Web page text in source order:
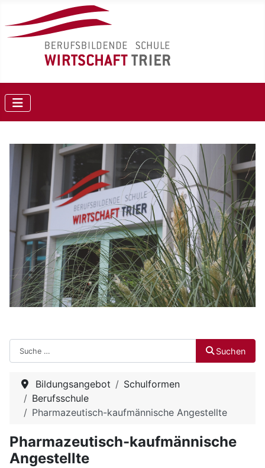
Suchen Suchen
Bildungsangebot
Schulformen
Berufsschule
Pharmazeutisch-kaufmännische Angestellte
Pharmazeutisch-kaufmännische
Angestellte